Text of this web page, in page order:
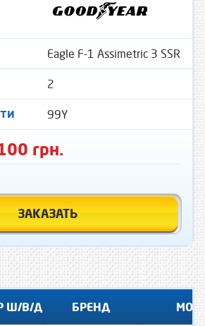
Eagle F-1 Assimetric 3 SSR
2
99Y
грн.
ЗАКАЗАТЬ
Ш/В/Д БРЕНД